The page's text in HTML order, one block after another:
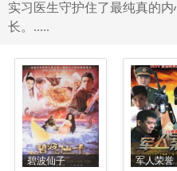
实习医生守护住了最纯真的
长。.....
碧波仙子 军人荣誉